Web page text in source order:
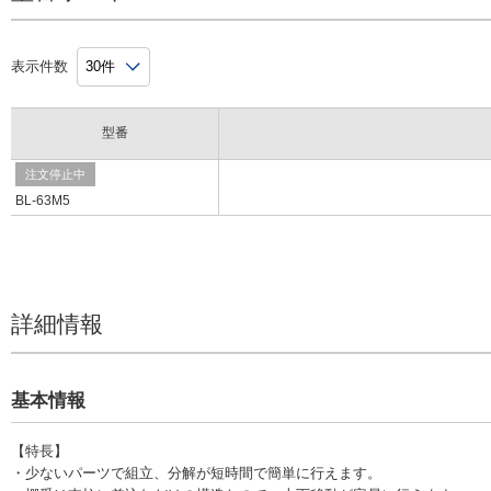
表示件数
型番
注文停止中
BL-63M5
詳細情報
基本情報
【特長】
・少ないパーツで組立、分解が短時間で簡単に行えます。